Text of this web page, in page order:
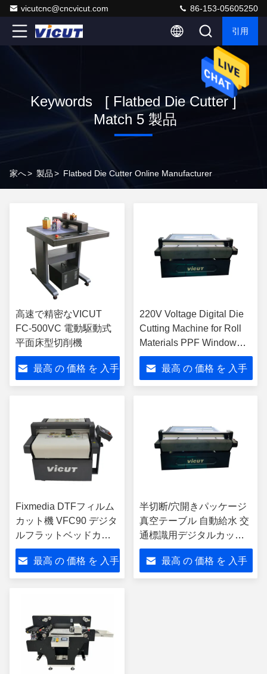
vicutcnc@cncvicut.com 86-153-05605250
引用
Keywords [ Flatbed Die Cutter ]
Match 5 製品
家へ> 製品> Flatbed Die Cutter Online Manufacturer
高速で精密なVICUT
FC-500VC 電動駆動式
平面床型切削機
最高 の 価格 を 入手
220V Voltage Digital Die
Cutting Machine for Roll
Materials PPF Window
Tint Flatbed Cutter
VFR1612最高 の 価格 を 入手
Fixmedia DTFフィルム
カット機 VFC90 デジタ
ルフラットベッドカッ
ト機 ロール・オートフ
ィードカット機
最高 の 価格 を 入手
半切断/穴開きパッケージ
真空テーブル 自動給水 交
通標識用デジタルカット
機 反射フィルムカット機
VFR1325最高 の 価格 を 入手